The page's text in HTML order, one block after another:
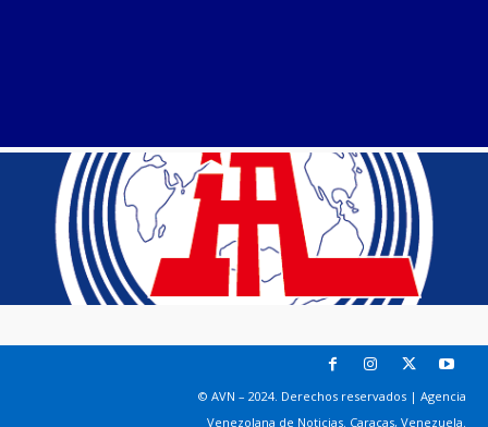
© AVN – 2024. Derechos reservados | Agencia
Venezolana de Noticias. Caracas, Venezuela.